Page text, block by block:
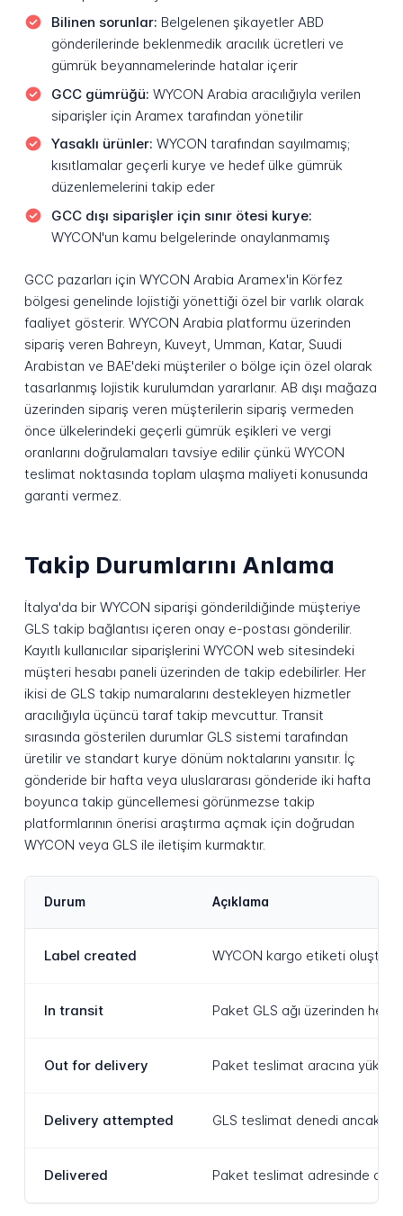
Bilinen sorunlar: Belgelenen şikayetler ABD
gönderilerinde beklenmedik aracılık ücretleri ve
gümrük beyannamelerinde hatalar içerir
GCC gümrüğü: WYCON Arabia aracılığıyla verilen
siparişler için Aramex tarafından yönetilir
Yasaklı ürünler: WYCON tarafından sayılmamış;
kısıtlamalar geçerli kurye ve hedef ülke gümrük
düzenlemelerini takip eder
GCC dışı siparişler için sınır ötesi kurye:
WYCON'un kamu belgelerinde onaylanmamış
GCC pazarları için WYCON Arabia Aramex'in Körfez
bölgesi genelinde lojistiği yönettiği özel bir varlık olarak
faaliyet gösterir. WYCON Arabia platformu üzerinden
sipariş veren Bahreyn, Kuveyt, Umman, Katar, Suudi
Arabistan ve BAE'deki müşteriler o bölge için özel olarak
tasarlanmış lojistik kurulumdan yararlanır. AB dışı mağaza
üzerinden sipariş veren müşterilerin sipariş vermeden
önce ülkelerindeki geçerli gümrük eşikleri ve vergi
oranlarını doğrulamaları tavsiye edilir çünkü WYCON
teslimat noktasında toplam ulaşma maliyeti konusunda
garanti vermez.
Takip Durumlarını Anlama
İtalya'da bir WYCON siparişi gönderildiğinde müşteriye
GLS takip bağlantısı içeren onay e-postası gönderilir.
Kayıtlı kullanıcılar siparişlerini WYCON web sitesindeki
müşteri hesabı paneli üzerinden de takip edebilirler. Her
ikisi de GLS takip numaralarını destekleyen hizmetler
aracılığıyla üçüncü taraf takip mevcuttur. Transit
sırasında gösterilen durumlar GLS sistemi tarafından
üretilir ve standart kurye dönüm noktalarını yansıtır. İç
gönderide bir hafta veya uluslararası gönderide iki hafta
boyunca takip güncellemesi görünmezse takip
platformlarının önerisi araştırma açmak için doğrudan
WYCON veya GLS ile iletişim kurmaktır.
Durum Açıklama
Label created WYCON kargo etiketi
In transit Paket GLS ağı üzerinden
Out for delivery Paket teslimat aracına
Delivery attempted GLS teslimat denedi ancak
Delivered Paket teslimat adresinde